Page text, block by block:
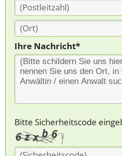
Ihre Nachricht*
Bitte Sicherheitscode